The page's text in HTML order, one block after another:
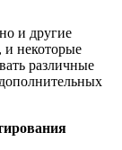
и другие
и некоторые
различные